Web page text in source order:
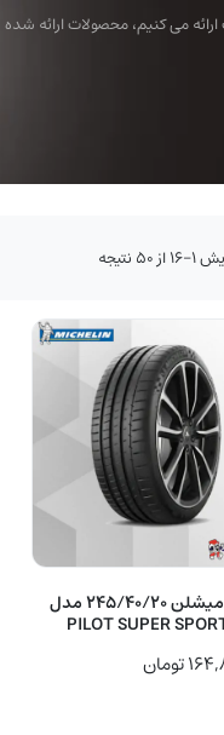
می کنیم، محصولات ارائه شده
50 نتیجه
قیمت:
زیاد
کم
لاستیک میشلن 245/40/20 مدل
PILOT SUPER
تومان